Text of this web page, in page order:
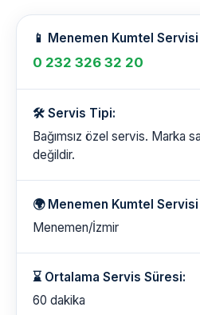
📱 Menemen Kumtel
0 232 326 32 20
🛠️ Servis Tipi:
Bağımsız özel servis. Marka
değildir.
🌍 Menemen Kumtel
Menemen/İzmir
⌛ Ortalama Servis Süresi:
60 dakika